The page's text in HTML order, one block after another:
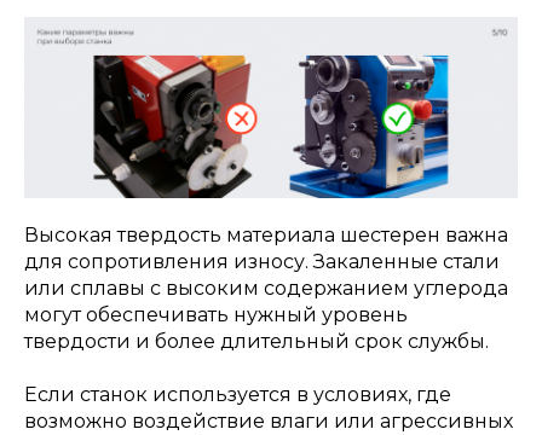
Высокая твердость материала шестерен важна
для сопротивления износу. Закаленные стали
или сплавы с высоким содержанием углерода
могут обеспечивать нужный уровень
твердости и более длительный срок службы.
Если станок используется в условиях, где
возможно воздействие влаги или агрессивных